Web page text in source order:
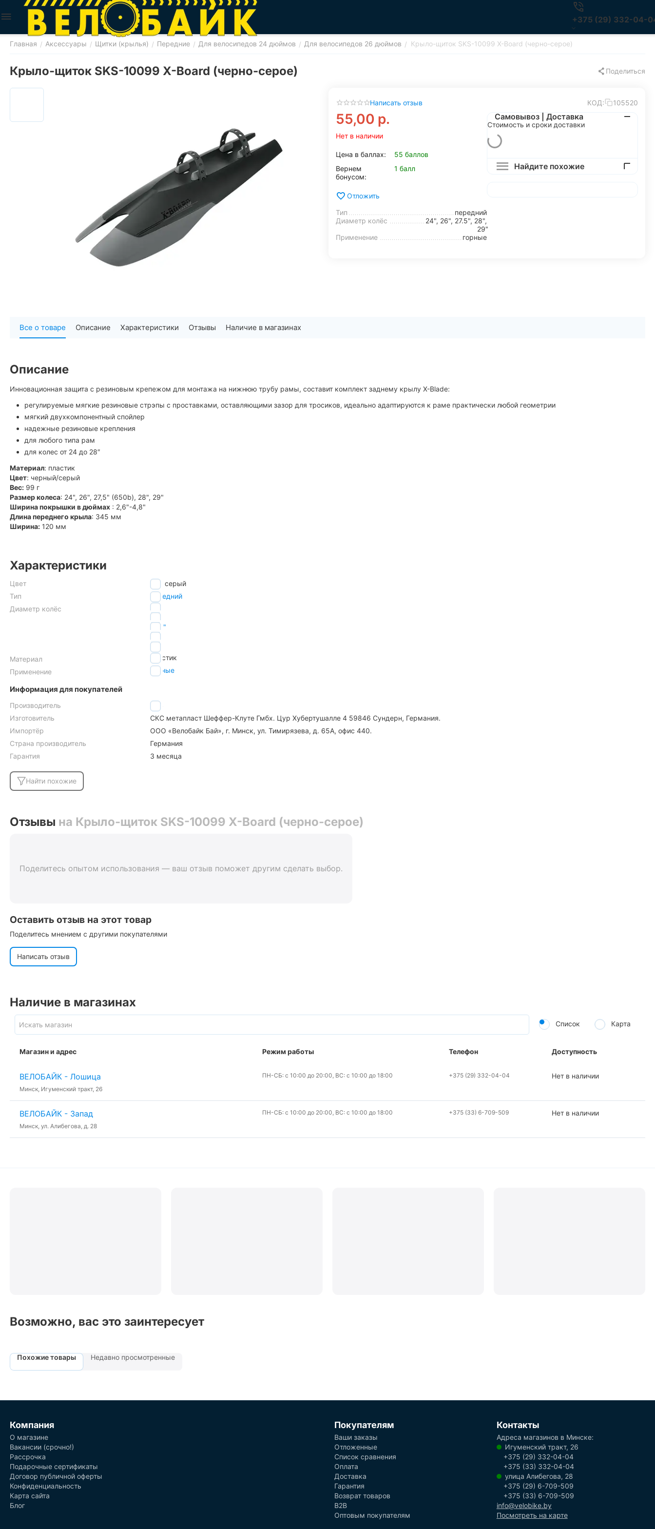
+375 (29) 332-04-
Главная / Аксессуары / Щитки (крылья) / Передние / Для велосипедов 24 дюймов / Для велосипедов 26 дюймов / Крыло-щиток SKS-10099 X-Board (черно-серое)
Крыло-щиток SKS-10099 X-Board (черно-серое) Поделиться
Написать отзыв КОД: 105520
55,00 р.
Нет в наличии
Цена в баллах:
55 баллов
Вернем
бонусом:
1 балл
Отложить
Тип
передний
Диаметр колёс
24", 26", 27.5", 28",
29"
Применение
горные
Самовывоз | Доставка
Стоимость и сроки доставки
Найдите похожие
Все о товаре Описание Характеристики Отзывы Наличие в магазинах
Описание
Инновационная защита с резиновым крепежом для монтажа на нижнюю трубу рамы, составит комплект заднему крылу X-Blade:
регулируемые мягкие резиновые стрэпы с проставками, оставляющими зазор для тросиков, идеально адаптируются к раме практически любой геометрии
мягкий двухкомпонентный спойлер
надежные резиновые крепления
для любого типа рам
для колес от 24 до 28″
Материал: пластик
Цвет: черный/серый
Вес: 99 г
Размер колеса: 24", 26", 27,5" (650b), 28", 29"
Ширина покрышки в дюймах : 2,6"-4,8"
Длина переднего крыла: 345 мм
Ширина: 120 мм
Характеристики
Цвет
серый
Тип
передний
Диаметр колёс
24"
26"
27.5"
28"
29"
Материал
пластик
Применение
горные
Информация для покупателей
Производитель
SKS
Изготовитель
СКС метапласт Шеффер-Клуте Гмбх. Цур Хубертушалле 4 59846 Сундерн, Германия.
Импортёр
ООО «Велобайк Бай», г. Минск, ул. Тимирязева, д. 65А, офис 440.
Страна производитель
Германия
Гарантия
3 месяца
Найти похожие
Отзывы на Крыло-щиток SKS-10099 X-Board (черно-серое)
Поделитесь опытом использования — ваш отзыв поможет другим сделать выбор.
Оставить отзыв на этот товар
Поделитесь мнением с другими покупателями
Написать отзыв
Наличие в магазинах
Список Карта
Магазин и адрес Режим работы Телефон Доступность
ВЕЛОБАЙК - Лошица
Минск, Игуменский тракт, 26
ПН-СБ: с 10:00 до 20:00, ВС: с 10:00 до 18:00 +375 (29) 332-04-04 Нет в наличии
ВЕЛОБАЙК - Запад
Минск, ул. Алибегова, д. 28
ПН-СБ: с 10:00 до 20:00, ВС: с 10:00 до 18:00 +375 (33) 6-709-509 Нет в наличии
Возможно, вас это заинтересует
Похожие товары Недавно просмотренные
Компания
О магазине
Вакансии (срочно!)
Рассрочка
Подарочные сертификаты
Договор публичной оферты
Конфиденциальность
Карта сайта
Блог
Покупателям
Ваши заказы
Отложенные
Список сравнения
Оплата
Доставка
Гарантия
Возврат товаров
B2B
Оптовым покупателям
Контакты
Адреса магазинов в Минске:
Игуменский тракт, 26
+375 (29) 332-04-04
+375 (33) 332-04-04
улица Алибегова, 28
+375 (29) 6-709-509
+375 (33) 6-709-509
info@velobike.by
Посмотреть на карте